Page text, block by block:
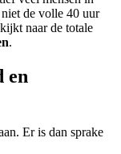
de volle 40 uur
naar de totale
.
en
Er is dan sprake